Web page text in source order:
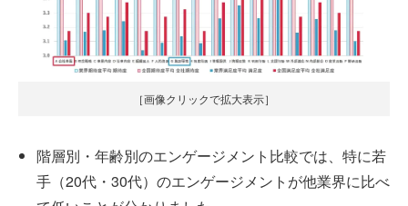
［画像クリックで拡大表示］
階層別・年齢別のエンゲージメント比較では、特に若
手（20代・30代）のエンゲージメントが他業界に比べ